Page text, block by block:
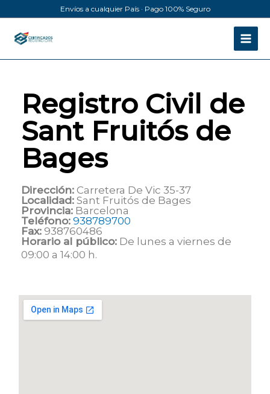
al
contenido
Envíos a cualquier País · Pago 100% Seguro
Registro Civil de
Sant Fruitós de
Bages
Dirección: Carretera De Vic 35-37
Localidad: Sant Fruitós de Bages
Provincia: Barcelona
Teléfono: 938789700
Fax: 938760486
Horario al público: De lunes a viernes de
09:00 a 14:00 h.